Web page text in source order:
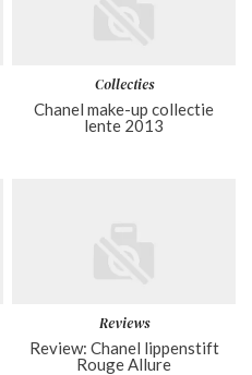
Collecties
Chanel make-up collectie
lente 2013
Reviews
Review: Chanel lippenstift
Rouge Allure